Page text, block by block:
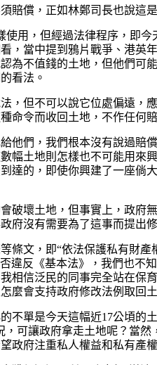
償，正如林鄭司長也說這是
用，但經過法律程序，即
當中提到鴉片戰爭、港英
不值錢的土地，但他們可
看法。
但不可以說它位處偏遠，
命令而收回土地，不作任何賠
他們，我們根本沒有說過賠
幅土地則怎樣也不可能用來
達的，即使你興建了一座倘
破壞土地，但事實上，政府
府沒有需要為了這事而提出
文，即“依法保護私有財產
違反《基本法》，我們也不
相信泛民的同事完全站在保
會支持政府修改法例取回
單是今天這幅近17公頃的
可讓政府拿走土地呢？當
政府注重私人權益和私有產